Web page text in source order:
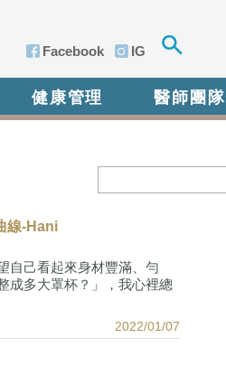
Facebook IG
健康管理 醫師團隊
線-Hani
2022/01/07
自己看起來身材豐滿、勻
成多大罩杯？」，我心裡總